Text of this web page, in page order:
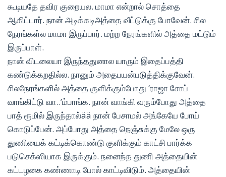
கூடியதே தவிர குறையல. மாமா என்றால் சொத்தை
ஆகிட்டார். நான் அடிக்கடிஅத்தை வீட்டுக்கு போவேன். சில
நேரங்கள்ல மாமா இருப்பார். மற்ற நேரங்களில் அத்தை மட்டும்
இருப்பாள்.
நான் விடலையா இருந்ததுனால யாரும் இதைப்பத்தி
கண்டுக்கறதில்ல. நானும் அதைபயன்படுத்திக்குவேன்.
சிலநேரங்களில் அத்தை குளிக்கும்போது ‘ராஜா சோப்
வாங்கிட்டு வா..’ம்பாங்க. நான் வாங்கி வரும்போது அத்தை
பாத் ரூமில் இருந்தால்ää நான் பேசாமல் அங்கேயே போய்
கொடுப்பேன். அப்போது அத்தை நெஞ்சுக்கு மேலே ஒரு
துணியைக் கட்டிக்கொண்டு குளிக்கும் காட்சி பார்க்க
படுசெக்ஸியாக இருக்கும். நனைந்த துணி அத்தையின்
கட்டழகை கண்ணாடி போல் காட்டிவிடும். அத்தையின்